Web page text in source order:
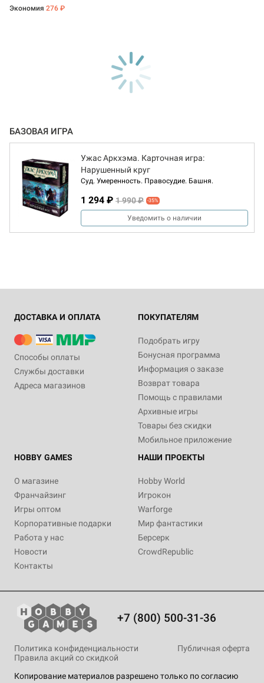
Экономия 276 ₽
БАЗОВАЯ ИГРА
Ужас Аркхэма. Карточная игра:
Нарушенный круг
Суд. Умеренность. Правосудие. Башня.
1 294 ₽ 1 990 ₽ -35%
Уведомить о наличии
ДОСТАВКА И ОПЛАТА
Способы оплаты
Службы доставки
Адреса магазинов
ПОКУПАТЕЛЯМ
Подобрать игру
Бонусная программа
Информация о заказе
Возврат товара
Помощь с правилами
Архивные игры
Товары без скидки
Мобильное приложение
HOBBY GAMES
О магазине
Франчайзинг
Игры оптом
Корпоративные подарки
Работа у нас
Новости
Контакты
НАШИ ПРОЕКТЫ
Hobby World
Игрокон
Warforge
Мир фантастики
Берсерк
CrowdRepublic
+7 (800) 500-31-36
Копирование материалов разрешено только по согласию
Политика конфиденциальности
Публичная оферта
Правила акций со скидкой